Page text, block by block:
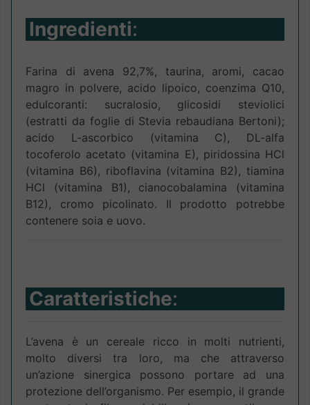
Ingredienti:
Farina di avena 92,7%, taurina, aromi, cacao
magro in polvere, acido lipoico, coenzima Q10,
edulcoranti: sucralosio, glicosidi steviolici
(estratti da foglie di Stevia rebaudiana Bertoni);
acido L-ascorbico (vitamina C), DL-alfa
tocoferolo acetato (vitamina E), piridossina HCl
(vitamina B6), riboflavina (vitamina B2), tiamina
HCl (vitamina B1), cianocobalamina (vitamina
B12), cromo picolinato. Il prodotto potrebbe
contenere soia e uovo.
Caratteristiche:
L’avena è un cereale ricco in molti nutrienti,
molto diversi tra loro, ma che attraverso
un’azione sinergica possono portare ad una
protezione dell’organismo. Per esempio, il grande